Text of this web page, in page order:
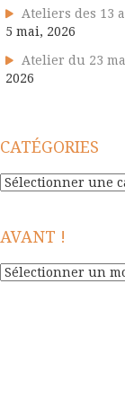
Ateliers des 13
5 mai, 2026
Atelier du 23
2026
CATÉGORIES
Catégories
AVANT !
Avant